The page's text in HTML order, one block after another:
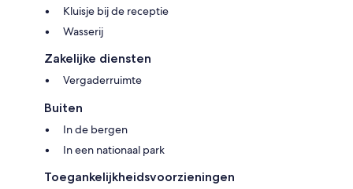
Kluisje bij de receptie
Wasserij
Zakelijke diensten
Vergaderruimte
Buiten
In de bergen
In een nationaal park
Toegankelijkheidsvoorzieningen